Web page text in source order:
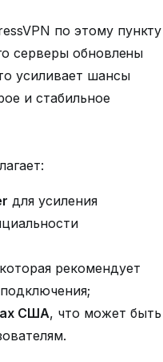
по этому пункту
серверы обновлены
усиливает шансы
и стабильное
для усиления
рекомендует
США, что может быть